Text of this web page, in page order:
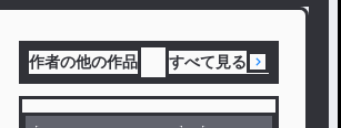
作者の他の作品 すべて見る